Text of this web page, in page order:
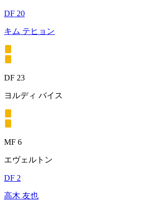
DF 20
キム テヒョン
DF 23
ヨルディ バイス
MF 6
エヴェルトン
DF 2
高木 友也